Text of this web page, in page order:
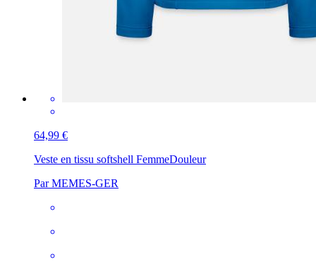
64,99 €
Veste en tissu softshell FemmeDouleur
Par MEMES-GER